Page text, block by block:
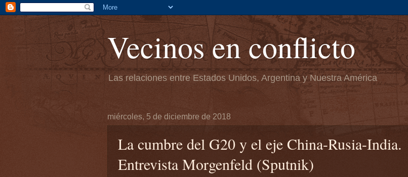
Vecinos en conflicto
Las relaciones entre Estados Unidos, Argentina y Nuestra América
miércoles, 5 de diciembre de 2018
La cumbre del G20 y el eje China-Rusia-India.
Entrevista Morgenfeld (Sputnik)